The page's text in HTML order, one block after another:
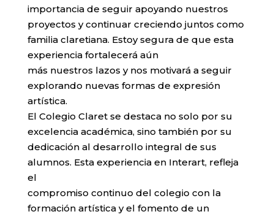
importancia de seguir apoyando nuestros
proyectos y continuar creciendo juntos como
familia claretiana. Estoy segura de que esta
experiencia fortalecerá aún
más nuestros lazos y nos motivará a seguir
explorando nuevas formas de expresión
artística.
El Colegio Claret se destaca no solo por su
excelencia académica, sino también por su
dedicación al desarrollo integral de sus
alumnos. Esta experiencia en Interart, refleja
el
compromiso continuo del colegio con la
formación artística y el fomento de un